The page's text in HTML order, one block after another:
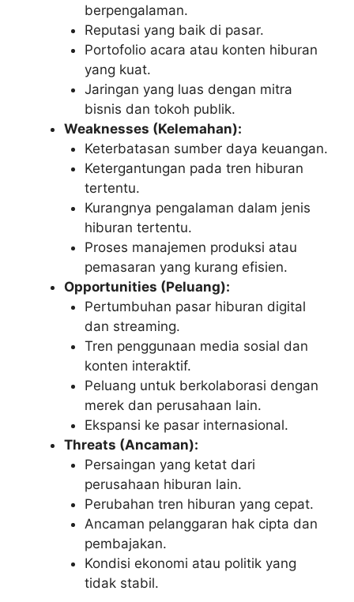
berpengalaman.
Reputasi yang baik di pasar.
Portofolio acara atau konten hiburan
yang kuat.
Jaringan yang luas dengan mitra
bisnis dan tokoh publik.
Weaknesses (Kelemahan):
Keterbatasan sumber daya keuangan.
Ketergantungan pada tren hiburan
tertentu.
Kurangnya pengalaman dalam jenis
hiburan tertentu.
Proses manajemen produksi atau
pemasaran yang kurang efisien.
Opportunities (Peluang):
Pertumbuhan pasar hiburan digital
dan streaming.
Tren penggunaan media sosial dan
konten interaktif.
Peluang untuk berkolaborasi dengan
merek dan perusahaan lain.
Ekspansi ke pasar internasional.
Threats (Ancaman):
Persaingan yang ketat dari
perusahaan hiburan lain.
Perubahan tren hiburan yang cepat.
Ancaman pelanggaran hak cipta dan
pembajakan.
Kondisi ekonomi atau politik yang
tidak stabil.